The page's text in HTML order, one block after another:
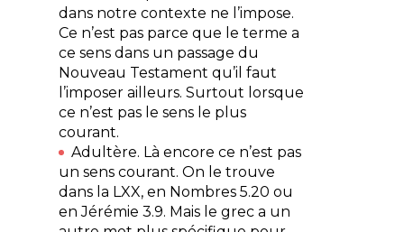
dans notre contexte ne l’impose.
Ce n’est pas parce que le terme a
ce sens dans un passage du
Nouveau Testament qu’il faut
l’imposer ailleurs. Surtout lorsque
ce n’est pas le sens le plus
courant.
Adultère. Là encore ce n’est pas
un sens courant. On le trouve
dans la LXX, en Nombres 5.20 ou
en Jérémie 3.9. Mais le grec a un